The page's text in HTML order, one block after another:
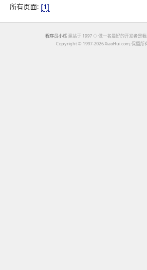
所有页面: [1]
程序员小辉 建站于 1997 ◇ 做一名最好的开发者是我
Copyright © 1997-2026 XiaoHui.com; 保留所